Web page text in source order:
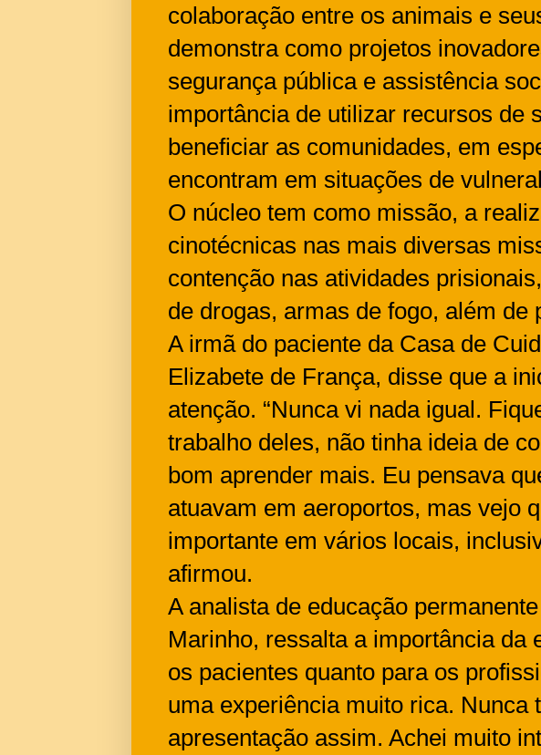
colaboração entre os animais e
demonstra como projetos
segurança pública e assistência
importância de utilizar recursos de
beneficiar as comunidades, em
encontram em situações de
O núcleo tem como missão, a
cinotécnicas nas mais diversas
contenção nas atividades
de drogas, armas de fogo, além de
A irmã do paciente da Casa de
Elizabete de França, disse que a
atenção. “Nunca vi nada igual.
trabalho deles, não tinha ideia de
bom aprender mais. Eu pensava
atuavam em aeroportos, mas vejo
importante em vários locais,
afirmou.
A analista de educação
Marinho, ressalta a importância da
os pacientes quanto para os
uma experiência muito rica. Nunca
apresentação assim. Achei muito